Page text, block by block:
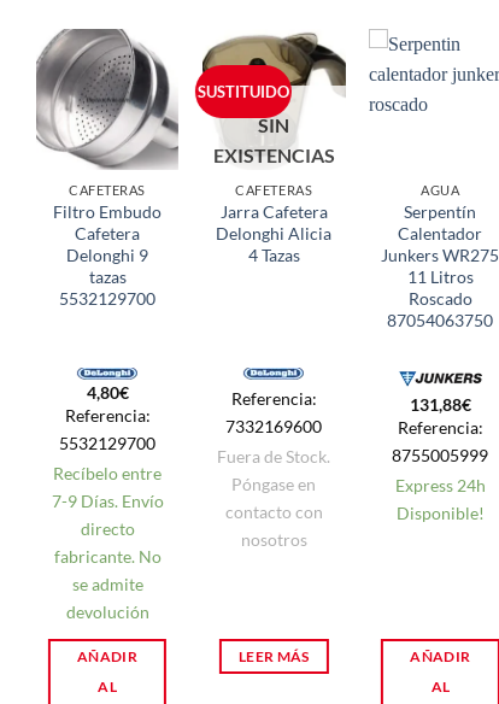
CAFETERAS
Filtro Embudo
Cafetera
Delonghi 9
tazas
5532129700
4,80€
Referencia:
5532129700
Recíbelo entre
7-9 Días. Envío
directo
fabricante. No
se admite
devolución
AÑADIR
AL
SUSTITUIDO
SIN
EXISTENCIAS
CAFETERAS
Jarra Cafetera
Delonghi Alicia
4 Tazas
Referencia:
7332169600
Fuera de Stock.
Póngase en
contacto con
nosotros
LEER MÁS
AGUA
Serpentín
Calentador
Junkers WR275
11 Litros
Roscado
87054063750
131,88€
Referencia:
8755005999
Express 24h
Disponible!
AÑADIR
AL